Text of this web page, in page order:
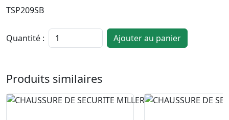
TSP209SB
Quantité : Ajouter au panier
Produits similaires